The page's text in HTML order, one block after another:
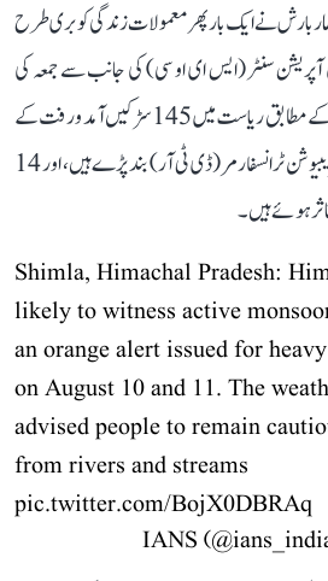
بارش نے ایک بار پھر معمولات زندگی کو بری طرح
آپریشن سنٹر (ایس ای او سی) کی جانب سے جمعہ کی
صبح 10 بجے جاری کی گئی رپورٹ کے مطابق ریاست میں 145 سڑکیں آمد و رفت کے
لیے بند ہیں، 224 بجلی کے ڈسٹریبیوشن ٹرانسفارمر (ڈی ٹی آر) بند پڑے ہیں، اور 14
ہوئے ہیں۔
Shimla, Himachal Pradesh:
likely to witness active
an orange alert issued for
on August 10 and 11. The
advised people to remain
from rivers and streams
pic.twitter.com/BojX0DBRAq